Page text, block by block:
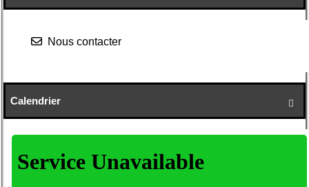
Nous contacter

Calendrier